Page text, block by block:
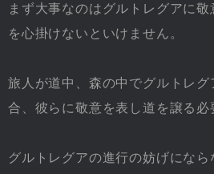
まず大事なのはグルトレグアに敬
を心掛けないといけません。
旅人が道中、森の中でグルトレ
合、彼らに敬意を表し道を譲る必
グルトレグアの進行の妨げにな